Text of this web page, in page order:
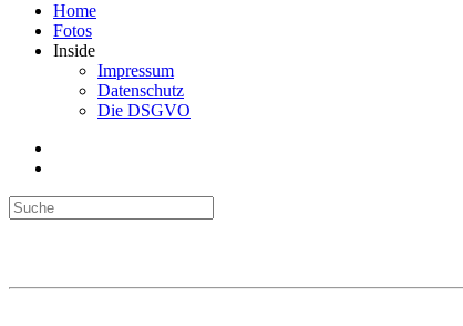
Home
Fotos
Inside
Impressum
Datenschutz
Die DSGVO